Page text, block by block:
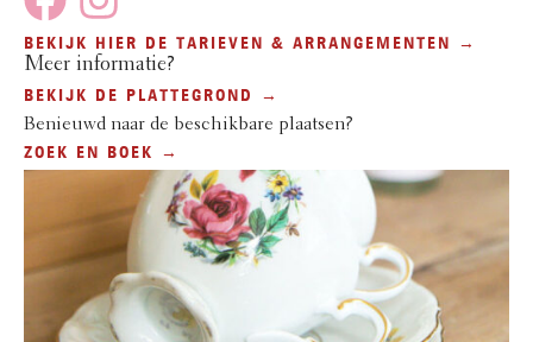
BEKIJK HIER DE TARIEVEN & ARRANGEMENTEN →
Meer informatie?
BEKIJK DE PLATTEGROND →
Benieuwd naar de beschikbare plaatsen?
ZOEK EN BOEK →